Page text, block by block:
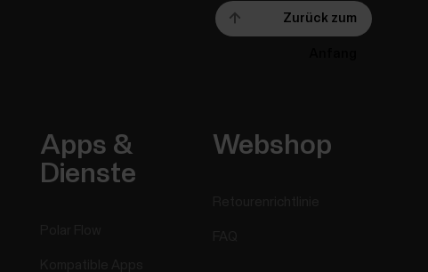
Zurück zum
Apps &
Dienste
Webshop